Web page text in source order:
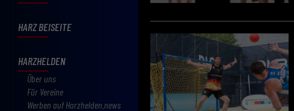
HARZ BEISEITE
HARZHELDEN
Über uns
Für Vereine
Werben auf Harzhelden.news